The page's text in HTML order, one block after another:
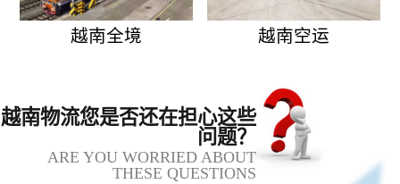
越南全境 越南空运
越南物流您是否还在担心这些
问题？
ARE YOU WORRIED ABOUT
THESE QUESTIONS